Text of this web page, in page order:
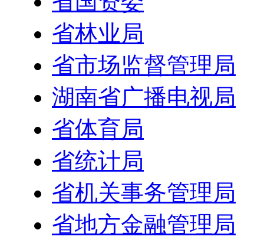
省林业局
省市场监督管理局
湖南省广播电视局
省体育局
省统计局
省机关事务管理局
省地方金融管理局